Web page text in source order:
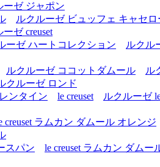
ーゼ ジャポン
ルクルーゼ ビュッフェ キャセロ
ーゼ creuset
ーゼ ハートコレクション
ルクル
ルクルーゼ ココットダムール
ル
クルーゼ ロンド
ンタイン
le creuset
ルクルーゼ
creuset ラムカン ダムール オレンジ
スパン
le creuset ラムカン ダム